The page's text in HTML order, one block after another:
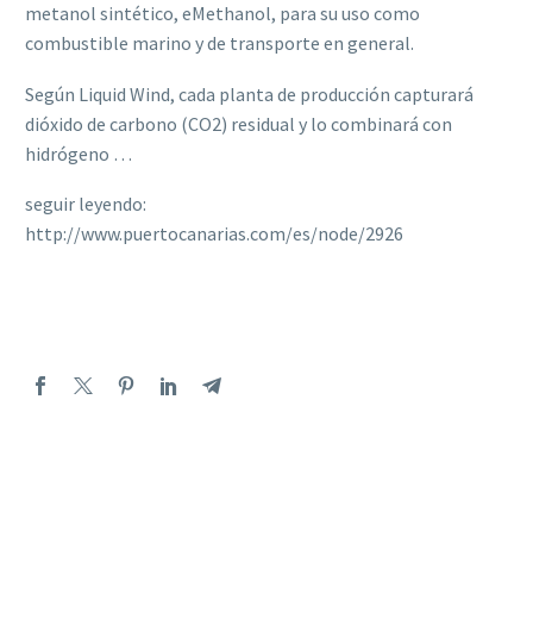
metanol sintético, eMethanol, para su uso como
combustible marino y de transporte en general.
Según Liquid Wind, cada planta de producción capturará
dióxido de carbono (CO2) residual y lo combinará con
hidrógeno …
seguir leyendo:
http://www.puertocanarias.com/es/node/2926